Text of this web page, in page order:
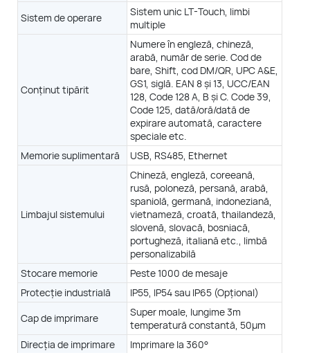
Sistem de operare
Sistem unic LT-Touch, limbi
multiple
Conținut tipărit
Numere în engleză, chineză,
arabă, număr de serie. Cod de
bare, Shift, cod DM/QR, UPC A&E,
GS1, siglă. EAN 8 și 13, UCC/EAN
128, Code 128 A, B și C. Code 39,
Code 125, dată/oră/dată de
expirare automată, caractere
speciale etc.
Memorie suplimentară
USB, RS485, Ethernet
Limbajul sistemului
Chineză, engleză, coreeană,
rusă, poloneză, persană, arabă,
spaniolă, germană, indoneziană,
vietnameză, croată, thailandeză,
slovenă, slovacă, bosniacă,
portugheză, italiană etc., limbă
personalizabilă
Stocare memorie
Peste 1000 de mesaje
Protecție industrială
IP55, IP54 sau IP65 (Opțional)
Cap de imprimare
Super moale, lungime 3m
temperatură constantă, 50μm
Direcția de imprimare
Imprimare la 360°
日化塑料
马口铁-
1-4 linii (matrice 7X5)
1-5 linii (matrice 5X5)
Viteză maximă = 344 m/min la 5 x 5
32X22 3 linii: 5X5, 7X5, 9x6 5 linii: 5X5
2 mm până la 30 mm
Cel mai bun: 10 mm
serie. Cod de bare, Shift, cod DM/QR, UPC A&E, GS1, siglă.
39, Cod 125, dată/oră/dată de expirare automată, caractere
RS485, Ethernet
arabă, spaniolă, germană, indoneziană, vietnameză, croată,
portugheză, italiană etc., limbă personalizabilă
1000 de mesaje